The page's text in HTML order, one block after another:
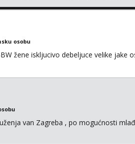
osobu
žene iskljucivo debeljuce velike jake
van Zagreba , po mogućnosti